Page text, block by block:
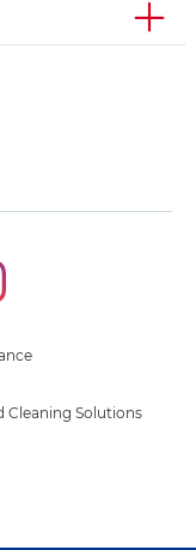
Cleaning Solutions